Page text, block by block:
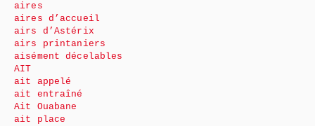
aires
aires d’accueil
airs d’Astérix
airs printaniers
aisément décelables
AIT
ait appelé
ait entraîné
Ait Ouabane
ait place